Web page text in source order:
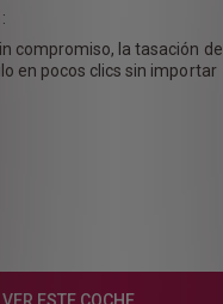
compromiso, la tasación de
en pocos clics sin importar